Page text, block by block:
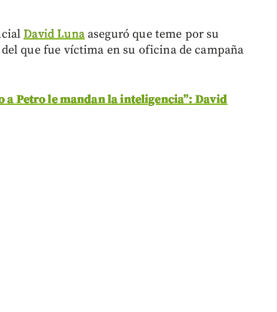
David Lunaaseguró que teme por su
que fue víctima en su oficina de campaña
a Petro le mandan la inteligencia”:David